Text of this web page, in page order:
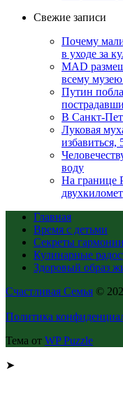
Свежие записи
Почему
в уходе за
MAD
всему
Путин
В Санкт-
Луковая
избавиться,
воду
На границе
Главная
Время с детьми
Секреты гармонии
Кулинарные
Здоровый образ
Счастливая Семья ©
Политика
Тема от WP Puzzle
➤